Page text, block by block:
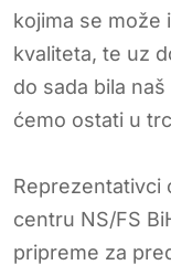
kojima se može
kvaliteta, te uz
do sada bila
ćemo ostati u
Reprezentativci
centru NS/FS
pripreme za